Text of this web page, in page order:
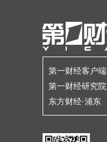
第一财经客户端
第一财经研究院
东方财经·浦东